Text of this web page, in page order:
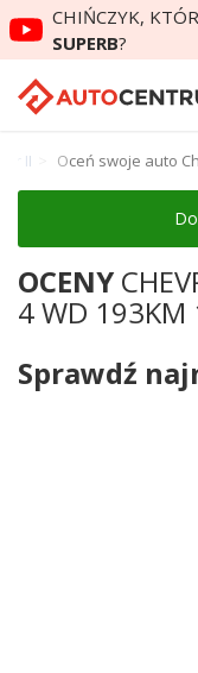
CHIŃCZYK,
SUPERB?
II Oceń swoje auto
OCENY
4 WD
Sprawdź